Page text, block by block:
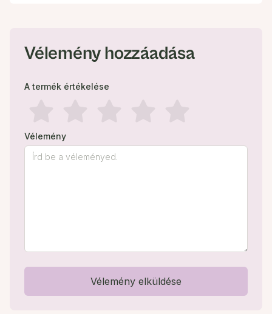
Vélemény hozzáadása
A termék értékelése
Vélemény
Vélemény elküldése